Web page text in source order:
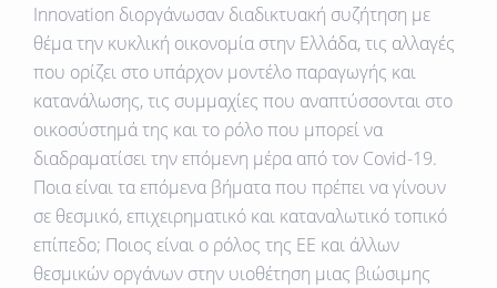
Innovation διοργάνωσαν διαδικτυακή συζήτηση με
θέμα την κυκλική οικονομία στην Ελλάδα, τις αλλαγές
που ορίζει στο υπάρχον μοντέλο παραγωγής και
κατανάλωσης, τις συμμαχίες που αναπτύσσονται στο
οικοσύστημά της και το ρόλο που μπορεί να
διαδραματίσει την επόμενη μέρα από τον Covid-19.
Ποια είναι τα επόμενα βήματα που πρέπει να γίνουν
σε θεσμικό, επιχειρηματικό και καταναλωτικό τοπικό
επίπεδο; Ποιος είναι ο ρόλος της ΕΕ και άλλων
θεσμικών οργάνων στην υιοθέτηση μιας βιώσιμης